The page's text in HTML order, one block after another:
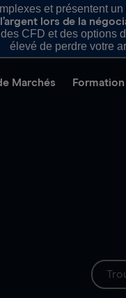
et présentent
lors de la
CFD et des options
élevé de perdre votre
Marchés Formation